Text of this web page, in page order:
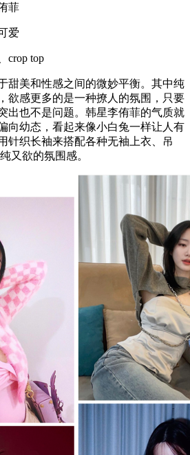
菲
爱
top
美和性感之间的微妙平衡。其中纯
欲感更多的是一种撩人的氛围，只要
出也不是问题。韩星李侑菲的气质就
向幼态，看起来像小白兔一样让人有
针织长袖来搭配各种无袖上衣、吊
又欲的氛围感。